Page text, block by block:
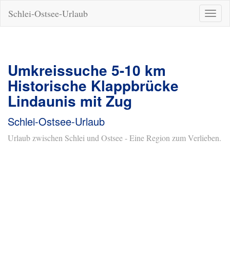
ein-/
Schlei-Ostsee-Urlaub
Umkreissuche 5-10 km
Historische Klappbrücke
Lindaunis mit Zug
Schlei-Ostsee-Urlaub
Urlaub zwischen Schlei und Ostsee - Eine Region zum Verlieben.